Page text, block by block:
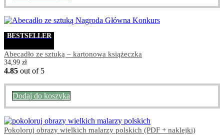
BESTSELLER
Abecadło ze sztuką – kartonowa książeczka
34,99 zł
4.85 out of 5
Dodaj do koszyka
Pokoloruj obrazy wielkich malarzy polskich (PDF + naklejki)